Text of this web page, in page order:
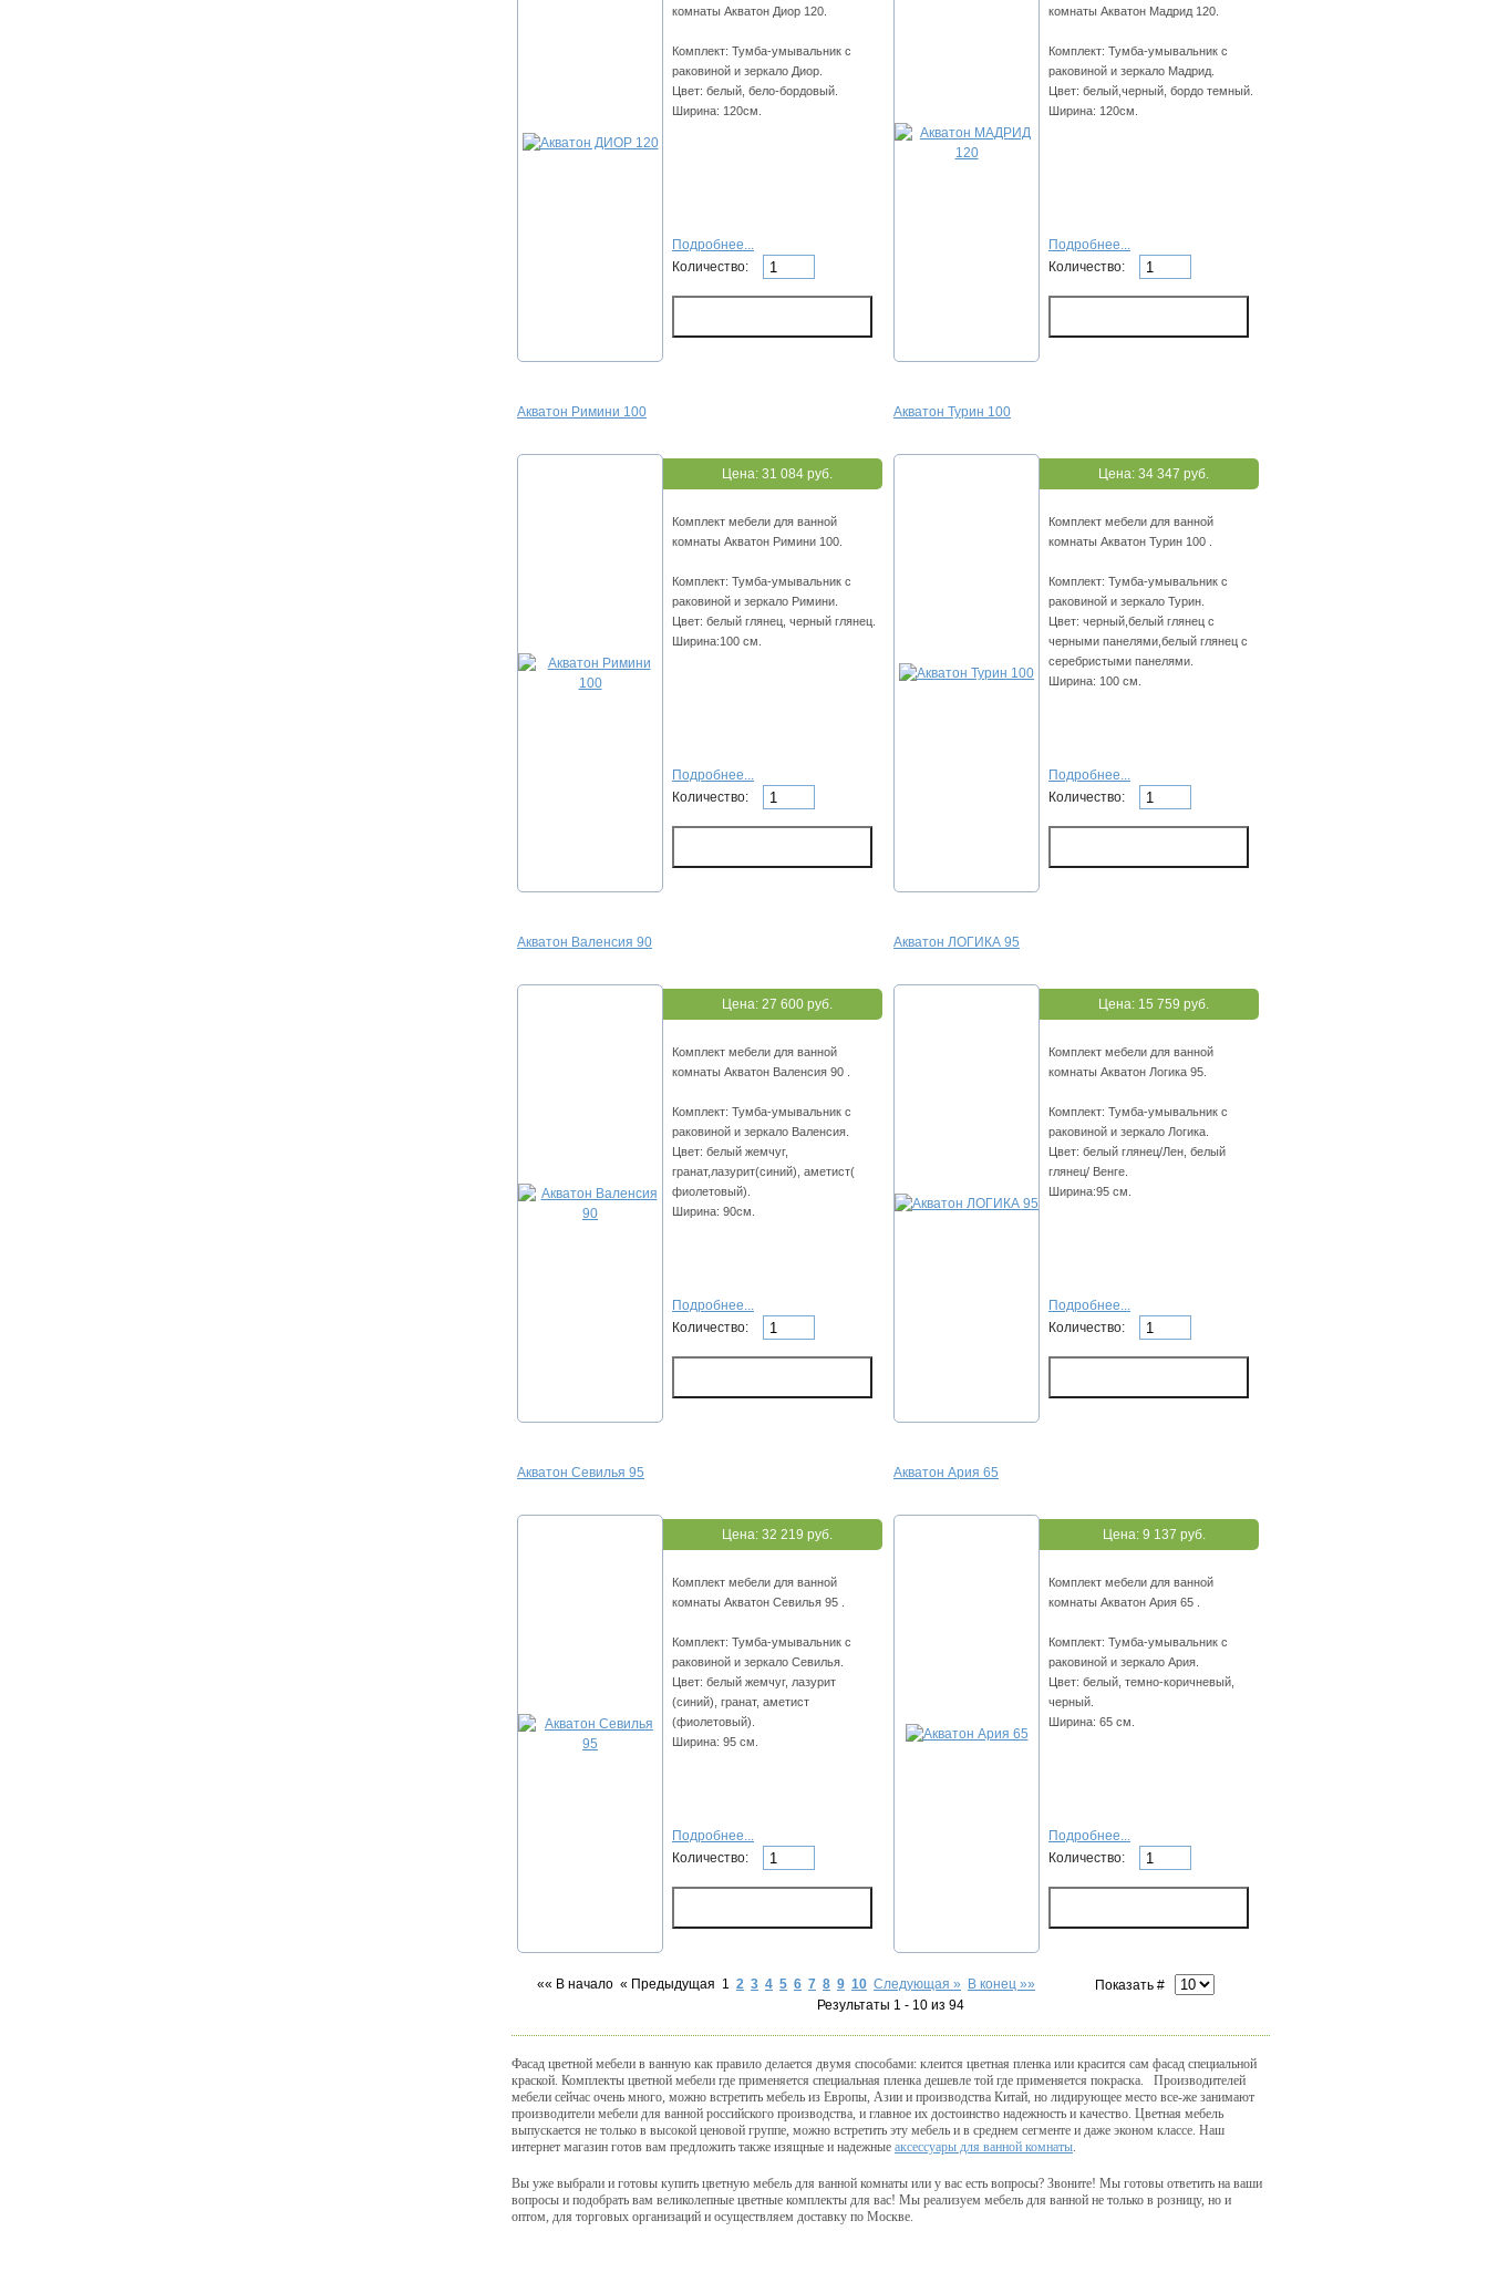
комнаты Акватон Диор 120.
Комплект: Тумба-умывальник с
раковиной и зеркало Диор.
Цвет: белый, бело-бордовый.
Ширина: 120см.
Подробнее...
Количество:
комнаты Акватон Мадрид 120.
Комплект: Тумба-умывальник с
раковиной и зеркало Мадрид.
Цвет: белый,черный, бордо темный.
Ширина: 120см.
Подробнее...
Количество:
Акватон Римини 100
Цена: 31 084 руб.
Комплект мебели для ванной
комнаты Акватон Римини 100.
Комплект: Тумба-умывальник с
раковиной и зеркало Римини.
Цвет: белый глянец, черный глянец.
Ширина:100 см.
Подробнее...
Количество:
Акватон Турин 100
Цена: 34 347 руб.
Комплект мебели для ванной
комнаты Акватон Турин 100 .
Комплект: Тумба-умывальник с
раковиной и зеркало Турин.
Цвет: черный,белый глянец с
черными панелями,белый глянец с
серебристыми панелями.
Ширина: 100 см.
Подробнее...
Количество:
Акватон Валенсия 90
Цена: 27 600 руб.
Комплект мебели для ванной
комнаты Акватон Валенсия 90 .
Комплект: Тумба-умывальник с
раковиной и зеркало Валенсия.
Цвет: белый жемчуг,
гранат,лазурит(синий), аметист(
фиолетовый).
Ширина: 90см.
Подробнее...
Количество:
Акватон ЛОГИКА 95
Цена: 15 759 руб.
Комплект мебели для ванной
комнаты Акватон Логика 95.
Комплект: Тумба-умывальник с
раковиной и зеркало Логика.
Цвет: белый глянец/Лен, белый
глянец/ Венге.
Ширина:95 см.
Подробнее...
Количество:
Акватон Севилья 95
Цена: 32 219 руб.
Комплект мебели для ванной
комнаты Акватон Севилья 95 .
Комплект: Тумба-умывальник с
раковиной и зеркало Севилья.
Цвет: белый жемчуг, лазурит
(синий), гранат, аметист
(фиолетовый).
Ширина: 95 см.
Подробнее...
Количество:
Акватон Ария 65
Цена: 9 137 руб.
Комплект мебели для ванной
комнаты Акватон Ария 65 .
Комплект: Тумба-умывальник с
раковиной и зеркало Ария.
Цвет: белый, темно-коричневый,
черный.
Ширина: 65 см.
Подробнее...
Количество:
«« В начало « Предыдущая 1 2 3 4 5 6 7 8 9 10 Следующая » В конец »»
Показать #
Результаты 1 - 10 из 94
Фасад цветной мебели в ванную как правило делается двумя способами: клеится цветная пленка или красится сам фасад специальной
краской. Комплекты цветной мебели где применяется специальная пленка дешевле той где применяется покраска. Производителей
мебели сейчас очень много, можно встретить мебель из Европы, Азии и производства Китай, но лидирующее место все-же занимают
производители мебели для ванной российского производства, и главное их достоинство надежность и качество. Цветная мебель
выпускается не только в высокой ценовой группе, можно встретить эту мебель и в среднем сегменте и даже эконом классе. Наш
интернет магазин готов вам предложить также изящные и надежные аксессуары для ванной комнаты.
Вы уже выбрали и готовы купить цветную мебель для ванной комнаты или у вас есть вопросы? Звоните! Мы готовы ответить на ваши
вопросы и подобрать вам великолепные цветные комплекты для вас! Мы реализуем мебель для ванной не только в розницу, но и
оптом, для торговых организаций и осуществляем доставку по Москве.